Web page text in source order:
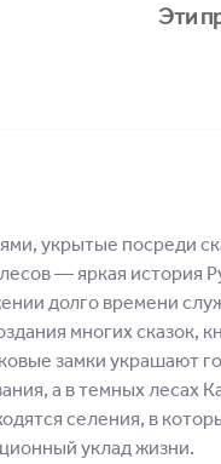
Эти
укрытые посреди
― яркая история
долго времени
многих сказок,
замки украшают
а в темных лесах
селения, в
уклад жизни.